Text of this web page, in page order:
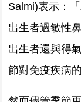
Salmi)表示：
出生者過敏性
出生者還與得
節對免疫疾病的